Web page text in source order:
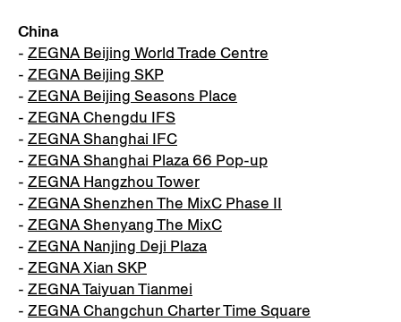
China
- ZEGNA Beijing World Trade Centre
- ZEGNA Beijing SKP
- ZEGNA Beijing Seasons Place
- ZEGNA Chengdu IFS
- ZEGNA Shanghai IFC
- ZEGNA Shanghai Plaza 66 Pop-up
- ZEGNA Hangzhou Tower
- ZEGNA Shenzhen The MixC Phase II
- ZEGNA Shenyang The MixC
- ZEGNA Nanjing Deji Plaza
- ZEGNA Xian SKP
- ZEGNA Taiyuan Tianmei
- ZEGNA Changchun Charter Time Square